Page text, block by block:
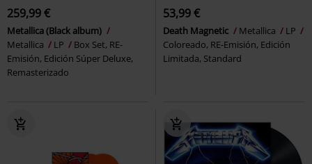
259,99 €
Metallica (Black album)
Metallica
LP
Box Set, RE-
Emisión, Edición Súper Deluxe,
Remasterizado
53,99 €
Death Magnetic Metallica
LP
Coloreado, RE-Emisión, Edición
Limitada, Standard